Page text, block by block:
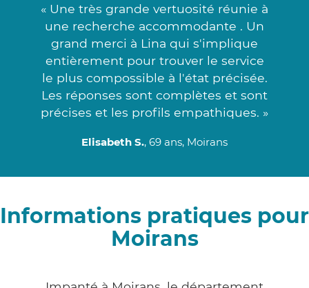
« Une très grande vertuosité réunie à
une recherche accommodante . Un
grand merci à Lina qui s'implique
entièrement pour trouver le service
le plus compossible à l'état précisée.
Les réponses sont complètes et sont
précises et les profils empathiques. »
Elisabeth S., 69 ans, Moirans
Informations pratiques pour
Moirans